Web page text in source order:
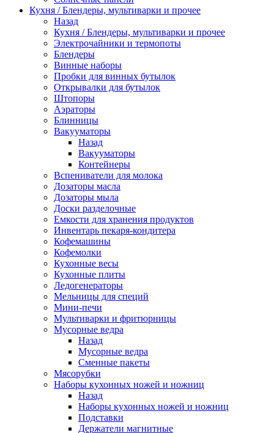
Кухня / Блендеры, мультиварки и прочее
Назад
Кухня / Блендеры, мультиварки и прочее
Электрочайники и термопоты
Блендеры
Винные наборы
Пробки для винных бутылок
Открывалки для бутылок
Штопоры
Аэраторы
Блинницы
Вакууматоры
Назад
Вакууматоры
Контейнеры
Вспениватели для молока
Дозаторы масла
Дозаторы мыла
Доски разделочные
Емкости для хранения продуктов
Инвентарь пекаря-кондитера
Кофемашины
Кофемолки
Кухонные весы
Кухонные плиты
Ледогенераторы
Мельницы для специй
Мини-печи
Мультиварки и фритюрницы
Мусорные ведра
Назад
Мусорные ведра
Сменные пакеты
Мясорубки
Наборы кухонных ножей и ножниц
Назад
Наборы кухонных ножей и ножниц
Подставки
Держатели магнитные